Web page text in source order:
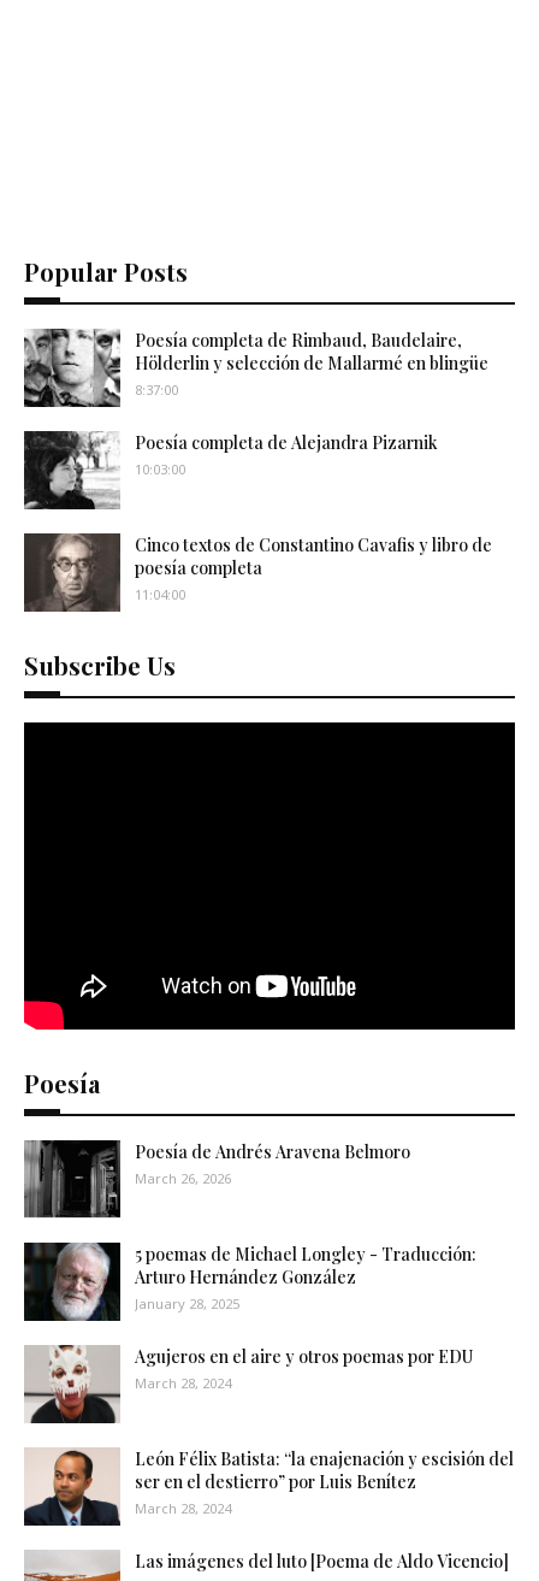
Popular Posts
Poesía completa de Rimbaud, Baudelaire,
Hölderlin y selección de Mallarmé en blingüe
8:37:00
Poesía completa de Alejandra Pizarnik
10:03:00
Cinco textos de Constantino Cavafis y libro de
poesía completa
11:04:00
Subscribe Us
Poesía
Poesía de Andrés Aravena Belmoro
March 26, 2026
5 poemas de Michael Longley - Traducción:
Arturo Hernández González
January 28, 2025
Agujeros en el aire y otros poemas por EDU
March 28, 2024
León Félix Batista: “la enajenación y escisión del
ser en el destierro” por Luis Benítez
March 28, 2024
Las imágenes del luto [Poema de Aldo Vicencio]